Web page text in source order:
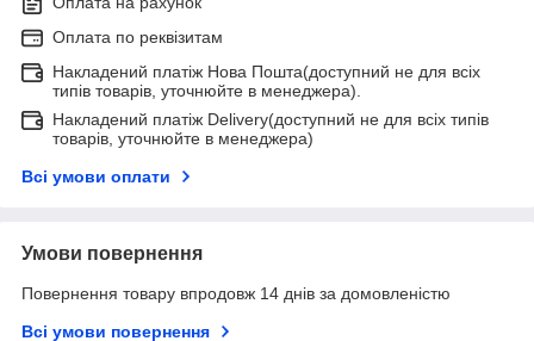
Оплата по реквізитам
Накладений платіж Нова Пошта(доступний не для всіх
типів товарів, уточнюйте в менеджера).
Накладений платіж Delivery(доступний не для всіх типів
товарів, уточнюйте в менеджера)
Всі умови оплати
Умови повернення
Повернення товару впродовж 14 днів за домовленістю
Всі умови повернення